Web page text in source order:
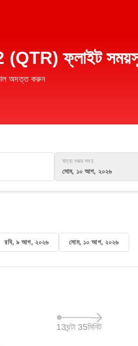
(QTR) ফ্লাইট
অদত্ত করুন
যাত্রা শুরুর সময়
সোম, ১০ আগ, ২০২৬
রবি, ৯ আগ, ২০২৬ সোম, ১০ আগ, ২০২৬
13ঘন্টা 35মিনিট